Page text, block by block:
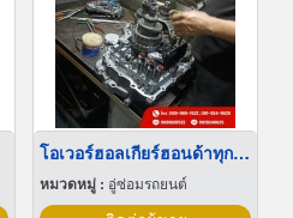
โอเวอร์ฮอลเกียร์ฮอนด้าทุกรุ่น
หมวดหมู่ : อู่ซ่อมรถยนต์